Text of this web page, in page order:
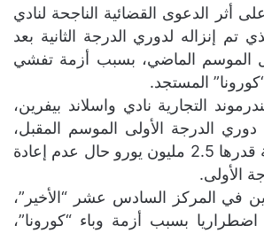
أثر الدعوى القضائية الناجحة لنادي
تم إنزاله لدوري الدرجة الثانية بعد
الموسم الماضي، بسبب أزمة تفشي
المستجد.
التجارية نادي واسلاند بيفرين،
الدرجة الأولى الموسم المقبل،
إضافة لغرامة مالية قدرها 2.5 مليون يورو حال عدم إعادة
الأولى.
في المركز السادس عشر “الأخير”،
بسبب أزمة وباء “كورونا”،